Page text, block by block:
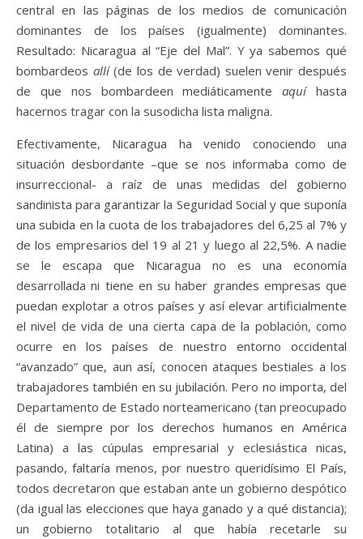
central en las páginas de los medios de comunicación
dominantes de los países (igualmente) dominantes.
Resultado: Nicaragua al “Eje del Mal”. Y ya sabemos qué
bombardeos allí(de los de verdad) suelen venir después
de que nos bombardeen mediáticamente aquíhasta
hacernos tragar con la susodicha lista maligna.
Efectivamente, Nicaragua ha venido conociendo una
situación desbordante –que se nos informaba como de
insurreccional- a raíz de unas medidas del gobierno
sandinista para garantizar la Seguridad Social y que suponía
una subida en la cuota de los trabajadores del 6,25 al 7% y
de los empresarios del 19 al 21 y luego al 22,5%. A nadie
se le escapa que Nicaragua no es una economía
desarrollada ni tiene en su haber grandes empresas que
puedan explotar a otros países y así elevar artificialmente
el nivel de vida de una cierta capa de la población, como
ocurre en los países de nuestro entorno occidental
“avanzado” que, aun así, conocen ataques bestiales a los
trabajadores también en su jubilación. Pero no importa, del
Departamento de Estado norteamericano (tan preocupado
él de siempre por los derechos humanos en América
Latina) a las cúpulas empresarial y eclesiástica nicas,
pasando, faltaría menos, por nuestro queridísimo El País,
todos decretaron que estaban ante un gobierno despótico
(da igual las elecciones que haya ganado y a qué distancia);
un gobierno totalitario al que había recetarle su